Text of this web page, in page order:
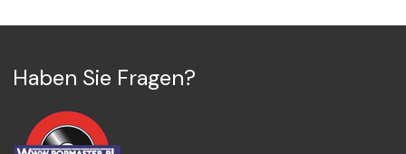
Haben Sie Fragen?